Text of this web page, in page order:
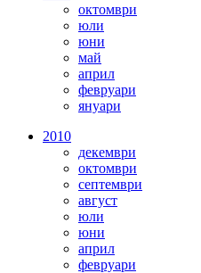
октомври
юли
юни
май
април
февруари
януари
2010
декември
октомври
септември
август
юли
юни
април
февруари